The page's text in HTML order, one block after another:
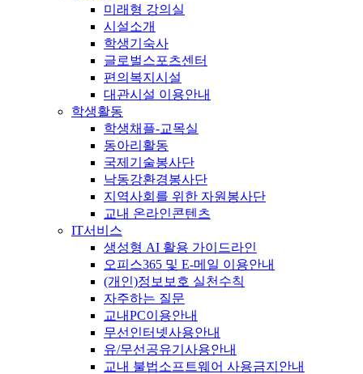
미래형 강의실
시설소개
학생기숙사
글로벌스포츠센터
편의복지시설
대관시설 이용안내
학생활동
학생채플-교목실
동아리활동
국제기술봉사단
낙동강환경봉사단
지역사회를 위한 자원봉사단
교내 온라인콘텐츠
IT서비스
생성형 AI 활용 가이드라인
오피스365 및 E-메일 이용안내
(개인)정보보호 실천수칙
자주하는 질문
교내PC이용안내
무선인터넷사용안내
유/무선공유기사용안내
교내 불법소프트웨어 사용금지안내